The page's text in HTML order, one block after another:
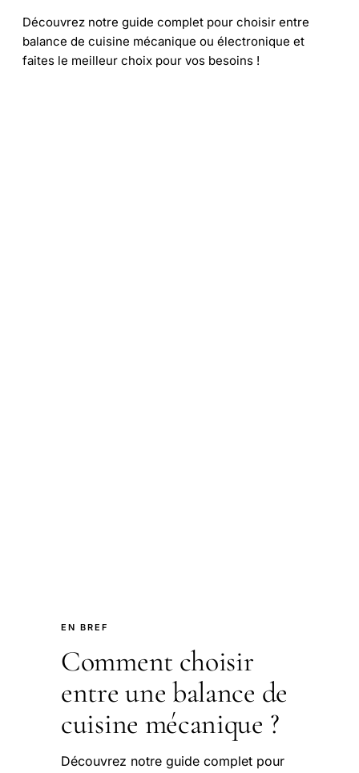
Découvrez notre guide complet pour choisir entre
balance de cuisine mécanique ou électronique et
faites le meilleur choix pour vos besoins !
EN BREF
Comment choisir
entre une balance de
cuisine mécanique ?
Découvrez notre guide complet pour